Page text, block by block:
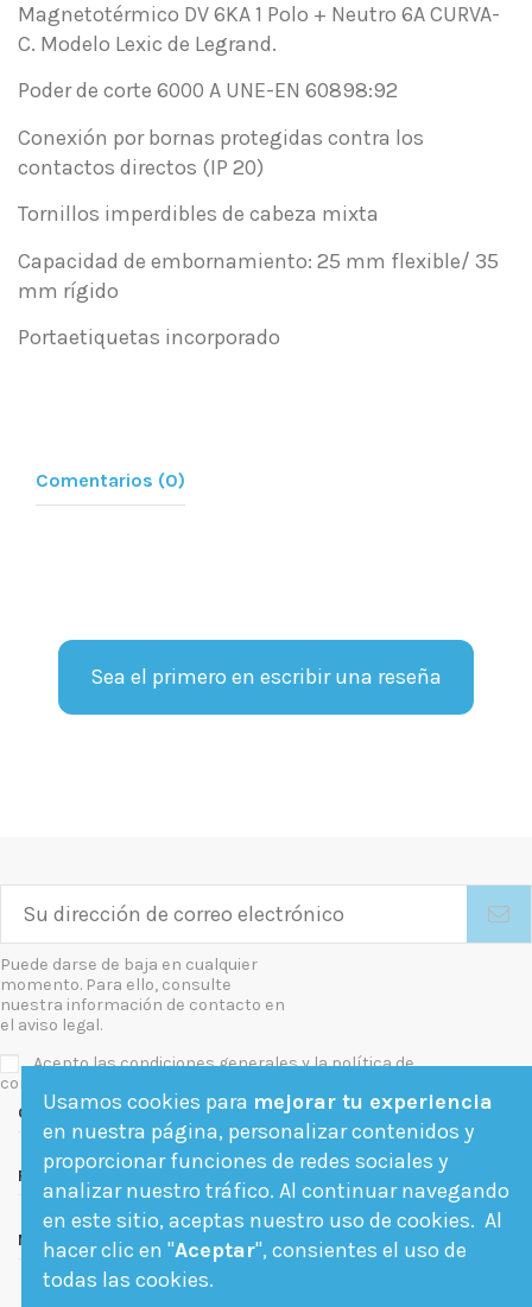
Magnetotérmico DV 6KA 1 Polo + Neutro 6A CURVA-
C. Modelo Lexic de Legrand.
Poder de corte 6000 A UNE-EN 60898:92
Conexión por bornas protegidas contra los
contactos directos (IP 20)
Tornillos imperdibles de cabeza mixta
Capacidad de embornamiento: 25 mm flexible/ 35
mm rígido
Portaetiquetas incorporado
Comentarios (0)
Sea el primero en escribir una reseña
Puede darse de baja en cualquier
momento. Para ello, consulte
nuestra información de contacto en
el aviso legal.
Acepto las condiciones generales y la política de
confidencialidad
Contact us
Follow us
Newsletter
Usamos cookies para mejorar tu experiencia
en nuestra página, personalizar contenidos y
proporcionar funciones de redes sociales y
analizar nuestro tráfico. Al continuar navegando
en este sitio, aceptas nuestro uso de cookies. Al
hacer clic en "Aceptar", consientes el uso de
todas las cookies.